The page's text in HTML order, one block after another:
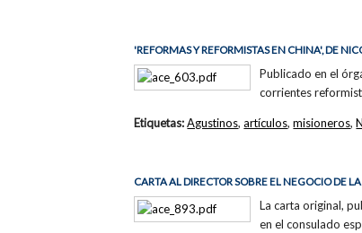
'REFORMAS Y REFORMISTAS EN CHINA', DE
Publicado en el
corrientes
Etiquetas:Agustinos,artículos,misioneros,
CARTA AL DIRECTOR SOBRE EL NEGOCIO DE
La carta original,
en el consulado